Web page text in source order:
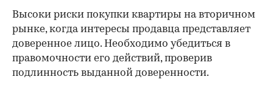
Высоки риски покупки квартиры на вторичном
рынке, когда интересы продавца представляет
доверенное лицо. Необходимо убедиться в
правомочности его действий, проверив
подлинность выданной доверенности.